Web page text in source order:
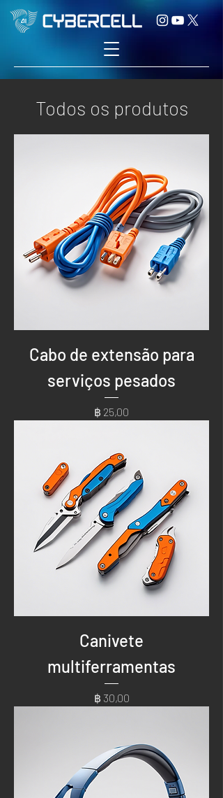
Todos os produtos
Cabo de extensão para
serviços pesados
Preço
฿ 25,00
Canivete
multiferramentas
Preço
฿ 30,00